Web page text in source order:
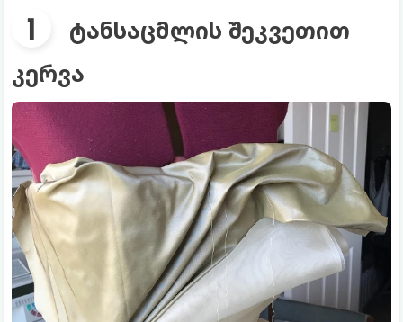
ტანსაცმლის შეკვეთით
კერვა